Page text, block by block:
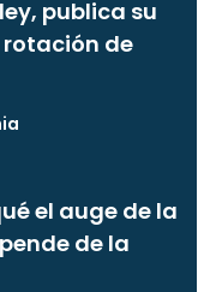
publica su
de
el auge de la
de la